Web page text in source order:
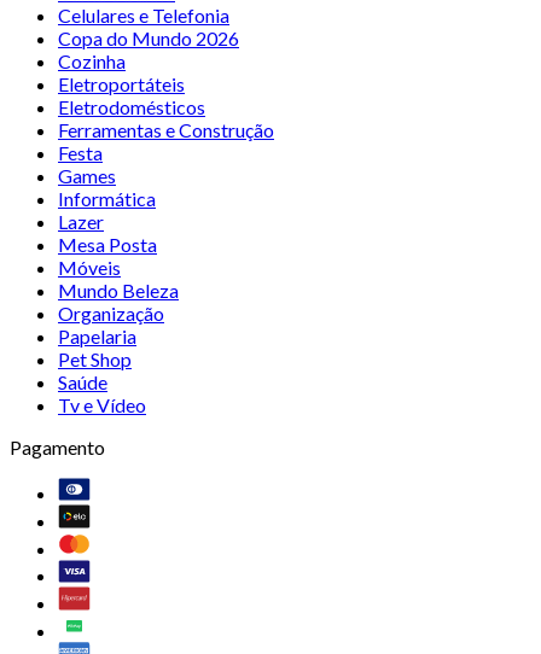
Celulares e Telefonia
Copa do Mundo 2026
Cozinha
Eletroportáteis
Eletrodomésticos
Ferramentas e Construção
Festa
Games
Informática
Lazer
Mesa Posta
Móveis
Mundo Beleza
Organização
Papelaria
Pet Shop
Saúde
Tv e Vídeo
Pagamento